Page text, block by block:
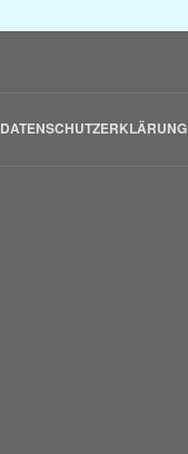
DATENSCHUTZERKLÄRUNG